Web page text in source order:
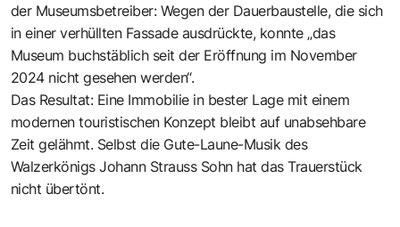
der Museumsbetreiber: Wegen der Dauerbaustelle, die sich
in einer verhüllten Fassade ausdrückte, konnte „das
Museum buchstäblich seit der Eröffnung im November
2024 nicht gesehen werden“.
Das Resultat: Eine Immobilie in bester Lage mit einem
modernen touristischen Konzept bleibt auf unabsehbare
Zeit gelähmt. Selbst die Gute-Laune-Musik des
Walzerkönigs Johann Strauss Sohn hat das Trauerstück
nicht übertönt.